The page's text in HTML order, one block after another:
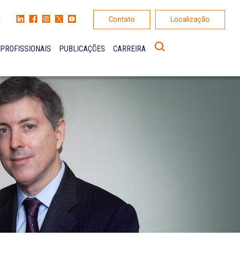
Contato Localização
PROFISSIONAIS PUBLICAÇÕES CARREIRA